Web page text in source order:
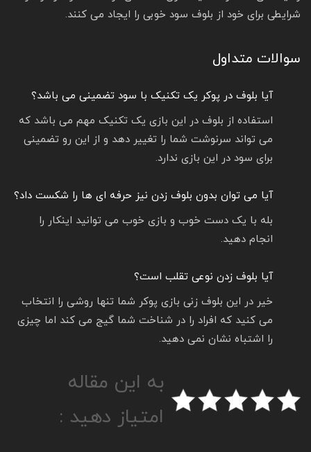
شرایطی برای خود از بلوف سود خوبی را ایجاد می کنند.
سوالات متداول
آیا بلوف در پوکر یک تکنیک با سود تضمینی می باشد؟
استفاده از بلوف در این بازی یک تکنیک مهم می باشد که
می تواند سرنوشت شما را تغییر دهد و از این رو تضمینی
برای سود در این بازی ندارد.
آیا می توان بدون بلوف زدن نیز حرفه ای ها را شکست داد؟
بله با یک دست خوب و بازی خوب می توانید اینکار را
انجام دهید.
آیا بلوف زدن نوعی تقلب است؟
خیر در این بلوف زنی بازی پوکر شما تنها روشی را انتخاب
می کنید که افراد را در شناخت شما گیج می کند اما چیزی
را اشتباه نشان نمی دهید.
به این مقاله
امتیاز دهید :